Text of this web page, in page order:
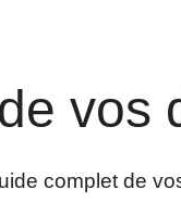
vos
complet de